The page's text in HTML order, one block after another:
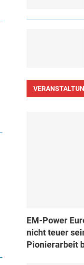
EM-Power
nicht teuer
Pionierarbeit